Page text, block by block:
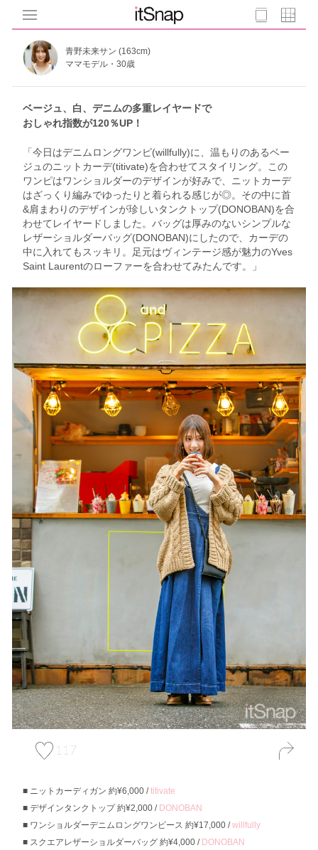
青野未来サン (163cm)
ママモデル・30歳
ベージュ、白、デニムの多重レイヤードで
おしゃれ指数が120％UP！
「今日はデニムロングワンピ(willfully)に、温もりのあるベー
ジュのニットカーデ(titivate)を合わせてスタイリング。この
ワンピはワンショルダーのデザインが好みで、ニットカーデ
はざっくり編みでゆったりと着られる感じが◎。その中に首
&肩まわりのデザインが珍しいタンクトップ(DONOBAN)を合
わせてレイヤードしました。バッグは厚みのないシンプルな
レザーショルダーバッグ(DONOBAN)にしたので、カーデの
中に入れてもスッキリ。足元はヴィンテージ感が魅力のYves
Saint Laurentのローファーを合わせてみたんです。」
117
ニットカーディガン 約¥6,000 /titivate
デザインタンクトップ 約¥2,000 / DONOBAN
ワンショルダーデニムロングワンピース 約¥17,000 /willfully
スクエアレザーショルダーバッグ 約¥4,000 / DONOBAN